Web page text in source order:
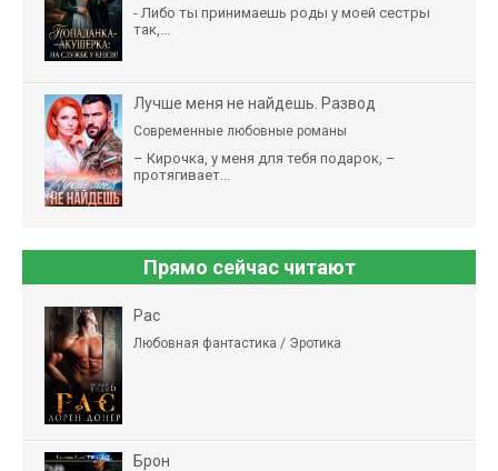
- Либо ты принимаешь роды у моей сестры
так,...
Лучше меня не найдешь. Развод
Современные любовные романы
– Кирочка, у меня для тебя подарок, –
протягивает...
Прямо сейчас читают
Рас
Любовная фантастика / Эротика
Брон